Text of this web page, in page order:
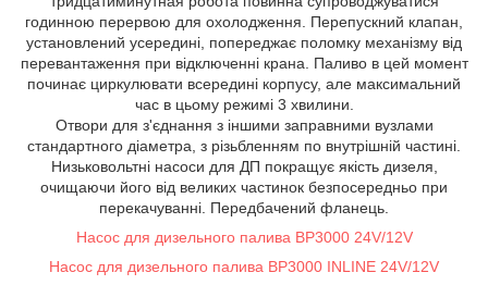
годинною перервою для охолодження. Перепускний клапан,
установлений усередині, попереджає поломку механізму від
перевантаження при відключенні крана. Паливо в цей момент
починає циркулювати всередині корпусу, але максимальний
час в цьому режимі 3 хвилини.
Отвори для з'єднання з іншими заправними вузлами
стандартного діаметра, з різьбленням по внутрішній частині.
Низьковольтні насоси для ДП покращує якість дизеля,
очищаючи його від великих частинок безпосередньо при
перекачуванні. Передбачений фланець.
Насос для дизельного палива BP3000 24V/12V
Насос для дизельного палива BP3000 INLINE 24V/12V